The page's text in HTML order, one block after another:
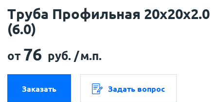
Труба Профильная 20х20х2.0
(6.0)
от 76 руб. /м.п.
Заказать Задать вопрос